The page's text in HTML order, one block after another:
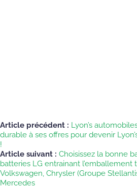
Article précédent : Lyon’s
durable à ses offres pour devenir
!
Article suivant : Choisissez la bonne
batteries LG entrainant
Volkswagen, Chrysler (Groupe
Mercedes